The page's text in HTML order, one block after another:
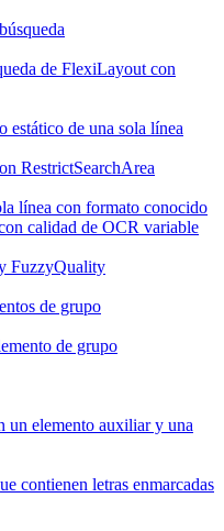
de FlexiLayout con
estático de una sola línea
RestrictSearchArea
línea con formato conocido
calidad de OCR variable
FuzzyQuality
de grupo
de grupo
elemento auxiliar y una
contienen letras enmarcadas